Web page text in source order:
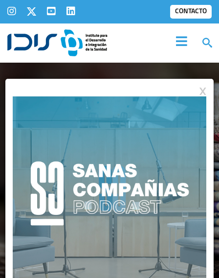
CONTACTO
COMUNICADOS
X